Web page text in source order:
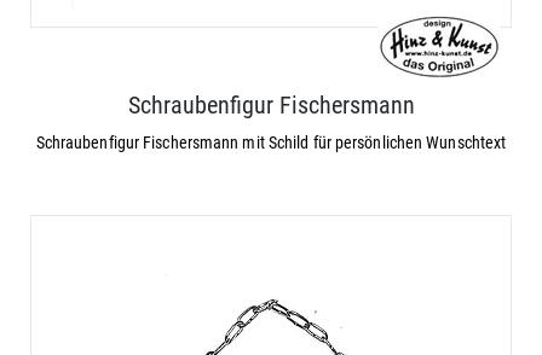
Schraubenfigur Fischersmann
Schraubenfigur Fischersmann mit Schild für persönlichen Wunschtext